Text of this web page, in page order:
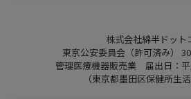
株式会社綿半ドット
東京公安委員会（許可済み）
管理医療機器販売業 届出日：平
（東京都墨田区保健所生活